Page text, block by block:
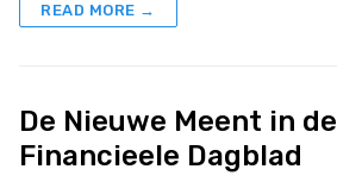
READ MORE →
De Nieuwe Meent in
Financieele Dagblad